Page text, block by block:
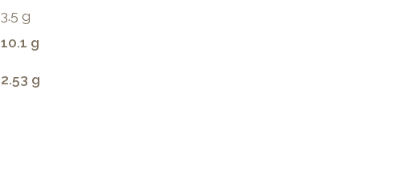
3.5 g
10.1 g
2.53 g